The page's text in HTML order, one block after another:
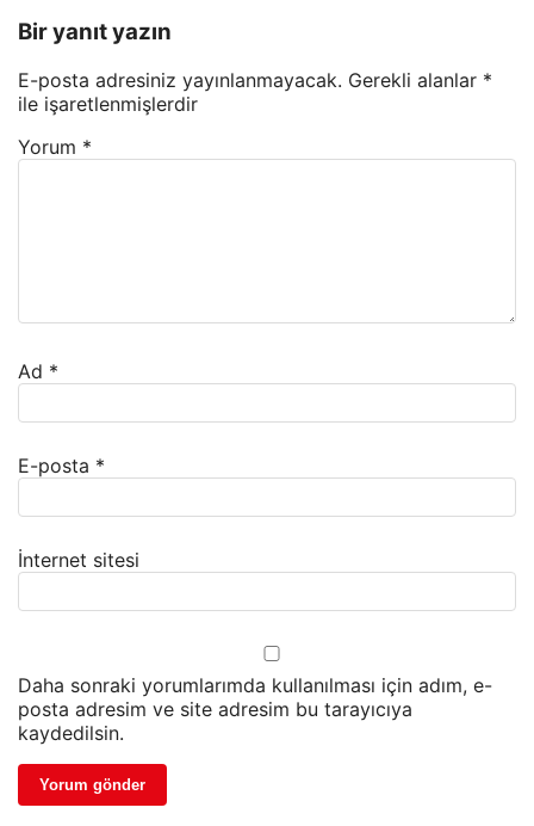
Bir yanıt yazın
E-posta adresiniz yayınlanmayacak. Gerekli alanlar *
ile işaretlenmişlerdir
Yorum *
Ad *
E-posta *
İnternet sitesi
Daha sonraki yorumlarımda kullanılması için adım, e-
posta adresim ve site adresim bu tarayıcıya
kaydedilsin.